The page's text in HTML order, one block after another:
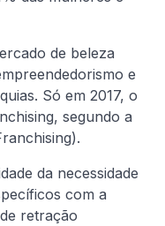
de beleza
e
Só em 2017, o
segundo a
da necessidade
com a
retração